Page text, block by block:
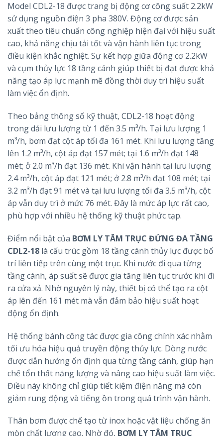
Model CDL2-18 được trang bị động cơ công suất 2.2kW
sử dụng nguồn điện 3 pha 380V. Động cơ được sản
xuất theo tiêu chuẩn công nghiệp hiện đại với hiệu suất
cao, khả năng chịu tải tốt và vận hành liên tục trong
điều kiện khắc nghiệt. Sự kết hợp giữa động cơ 2.2kW
và cụm thủy lực 18 tầng cánh giúp thiết bị đạt được khả
năng tạo áp lực mạnh mẽ đồng thời duy trì hiệu suất
làm việc ổn định.
Theo bảng thông số kỹ thuật, CDL2-18 hoạt động
trong dải lưu lượng từ 1 đến 3.5 m³/h. Tại lưu lượng 1
m³/h, bơm đạt cột áp tối đa 161 mét. Khi lưu lượng tăng
lên 1.2 m³/h, cột áp đạt 157 mét; tại 1.6 m³/h đạt 148
mét; ở 2.0 m³/h đạt 136 mét. Khi vận hành tại lưu lượng
2.4 m³/h, cột áp đạt 121 mét; ở 2.8 m³/h đạt 108 mét; tại
3.2 m³/h đạt 91 mét và tại lưu lượng tối đa 3.5 m³/h, cột
áp vẫn duy trì ở mức 76 mét. Đây là mức áp lực rất cao,
phù hợp với nhiều hệ thống kỹ thuật phức tạp.
Điểm nổi bật của BƠM LY TÂM TRỤC ĐỨNG ĐA TẦNG
CDL2-18 là cấu trúc gồm 18 tầng cánh thủy lực được bố
trí liên tiếp trên cùng một trục. Khi nước đi qua từng
tầng cánh, áp suất sẽ được gia tăng liên tục trước khi đi
ra cửa xả. Nhờ nguyên lý này, thiết bị có thể tạo ra cột
áp lên đến 161 mét mà vẫn đảm bảo hiệu suất hoạt
động ổn định.
Hệ thống bánh công tác được gia công chính xác nhằm
tối ưu hóa hiệu quả truyền động thủy lực. Dòng nước
được dẫn hướng ổn định qua từng tầng cánh, giúp hạn
chế tổn thất năng lượng và nâng cao hiệu suất làm việc.
Điều này không chỉ giúp tiết kiệm điện năng mà còn
giảm rung động và tiếng ồn trong quá trình vận hành.
Thân bơm được chế tạo từ inox hoặc vật liệu chống ăn
mòn chất lượng cao. Nhờ đó, BƠM LY TÂM TRỤC